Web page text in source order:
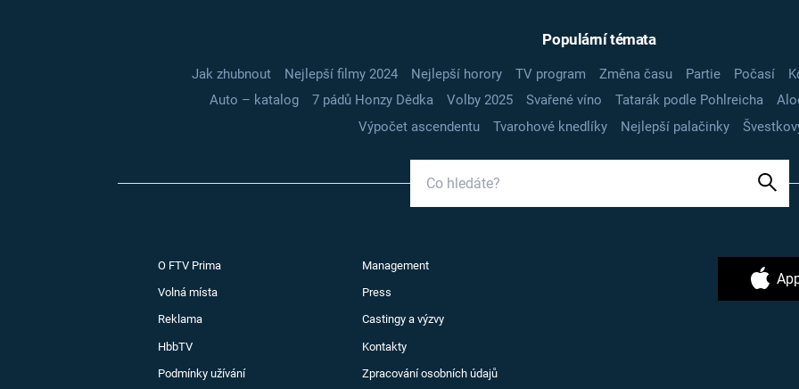
Populární témata
Jak zhubnout Nejlepší filmy 2024 Nejlepší horory TV program Změna času Partie Počasí
Auto – katalog
7 pádů Honzy Dědka Volby 2025 Svařené víno Tatarák podle Pohlreicha
Výpočet ascendentu
Tvarohové knedlíky Nejlepší palačinky
O FTV Prima Management
Volná místa Press
Reklama Castingy a výzvy
HbbTV Kontakty
Podmínky užívání Zpracování osobních údajů